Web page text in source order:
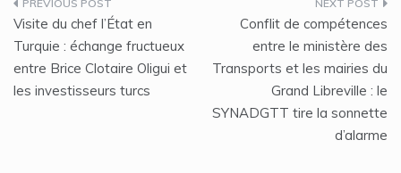
Navigation
de
l’article
Visite du chef l’État en
Turquie : échange fructueux
entre Brice Clotaire Oligui et
les investisseurs turcs
Conflit de compétences
entre le ministère des
Transports et les mairies du
Grand Libreville : le
SYNADGTT tire la sonnette
d’alarme